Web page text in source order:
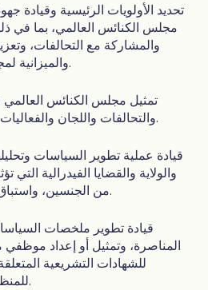
تحديد الأولويات الرئيسية وقيادة
مجلس الكنائس العالمي، بما في
والمشاركة مع التحالفات،
والميزانية لمجلس الكنائس العالمي.
تمثيل مجلس الكنائس
والتحالفات واللجان والفعاليات والمؤتمرات الرئيسية.
قيادة عملية تطوير السياسات
والولاية والقضايا الفيدرالية التي
من الجنسين، واستباق الأحداث لتوقع التأثير.
قيادة تطوير ملخصات
المناصرة، وتمثيل أو إعداد
للشهادات التشريعية
للمنظمة ومجالات السياسة.